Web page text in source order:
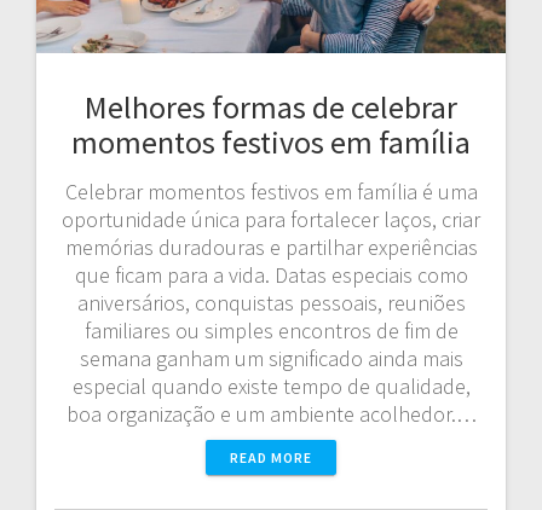
Melhores formas de celebrar
momentos festivos em família
Celebrar momentos festivos em família é uma
oportunidade única para fortalecer laços, criar
memórias duradouras e partilhar experiências
que ficam para a vida. Datas especiais como
aniversários, conquistas pessoais, reuniões
familiares ou simples encontros de fim de
semana ganham um significado ainda mais
especial quando existe tempo de qualidade,
boa organização e um ambiente acolhedor.…
READ MORE